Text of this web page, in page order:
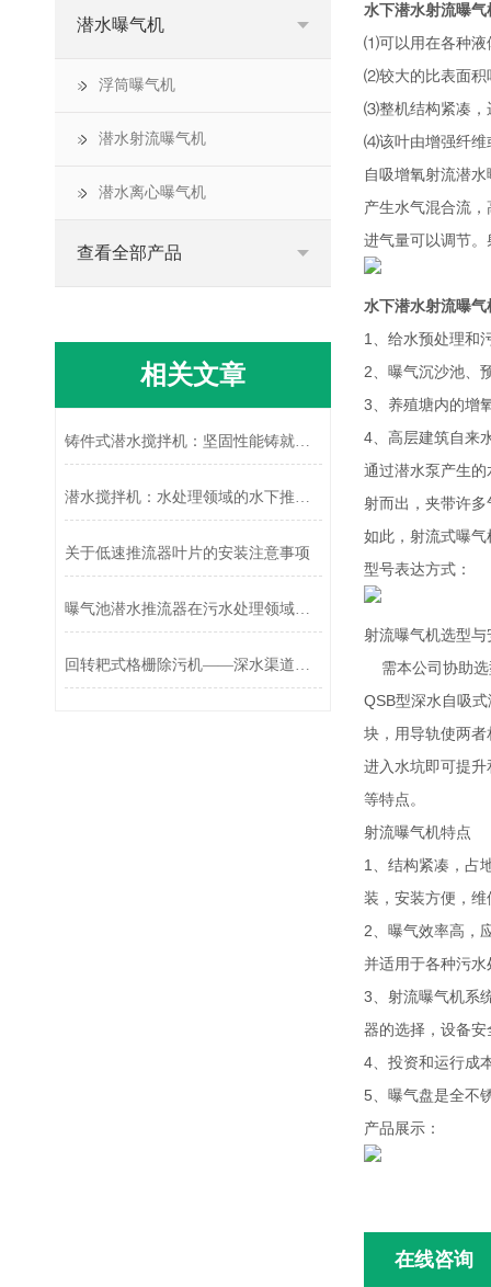
水下潜水射流曝气
⑴可以用在各种液
⑵较大的比表面积
⑶整机结构紧凑，
⑷该叶由增强纤维
自吸增氧射流潜
产生水气混合流
进气量可以调节
水下潜水射流曝气
1、给水预处理和
2、曝气沉沙池、
3、养殖塘内的增
4、高层建筑自来
通过潜水泵产生
射而出，夹带许
如此，射流式曝
型号表达方式：
射流曝气机选型与
需本公司协助选
QSB型深水自吸
块，用导轨使两
进入水坑即可提
等特点。
射流曝气机特点
1、结构紧凑，占
装，安装方便，维
2、曝气效率高，
并适用于各种污
3、射流曝气机系
器的选择，设备
4、投资和运行成
5、曝气盘是全不
产品展示：
在线咨询
潜水曝气机
浮筒曝气机
潜水射流曝气机
潜水离心曝气机
查看全部产品
相关文章
铸件式潜水搅拌机：坚固性能铸就水下“搅拌先锋”
潜水搅拌机：水处理领域的水下推动者
关于低速推流器​叶片的安装注意事项
曝气池潜水推流器在污水处理领域具有广泛的应用
回转耙式格栅除污机——深水渠道拦截的优化方案